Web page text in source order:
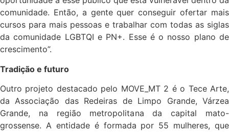
comunidade. Então, a gente quer conseguir ofertar mais
cursos para mais pessoas e trabalhar com todas as siglas
da comunidade LGBTQI e PN+. Esse é o nosso plano de
crescimento”.
Tradição e futuro
Outro projeto destacado pelo MOVE_MT 2 é o Tece Arte,
da Associação das Redeiras de Limpo Grande, Várzea
Grande, na região metropolitana da capital mato-
grossense. A entidade é formada por 55 mulheres, que